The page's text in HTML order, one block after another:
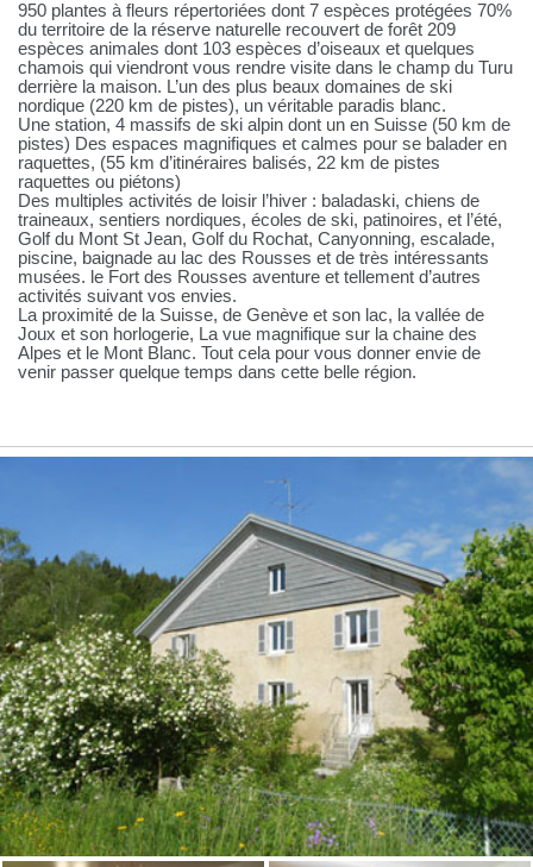
950 plantes à fleurs répertoriées dont 7 espèces protégées 70%
du territoire de la réserve naturelle recouvert de forêt 209
espèces animales dont 103 espèces d’oiseaux et quelques
chamois qui viendront vous rendre visite dans le champ du Turu
derrière la maison. L’un des plus beaux domaines de ski
nordique (220 km de pistes), un véritable paradis blanc.
Une station, 4 massifs de ski alpin dont un en Suisse (50 km de
pistes) Des espaces magnifiques et calmes pour se balader en
raquettes, (55 km d’itinéraires balisés, 22 km de pistes
raquettes ou piétons)
Des multiples activités de loisir l’hiver : baladaski, chiens de
traineaux, sentiers nordiques, écoles de ski, patinoires, et l’été,
Golf du Mont St Jean, Golf du Rochat, Canyonning, escalade,
piscine, baignade au lac des Rousses et de très intéressants
musées. le Fort des Rousses aventure et tellement d’autres
activités suivant vos envies.
La proximité de la Suisse, de Genève et son lac, la vallée de
Joux et son horlogerie, La vue magnifique sur la chaine des
Alpes et le Mont Blanc. Tout cela pour vous donner envie de
venir passer quelque temps dans cette belle région.